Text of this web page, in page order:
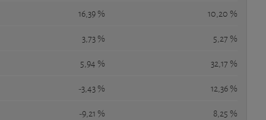
16,39 % 10,20 %
3,73 % 5,27 %
5,94 % 32,17 %
-3,43 % 12,36 %
-9,21 % 8,25 %